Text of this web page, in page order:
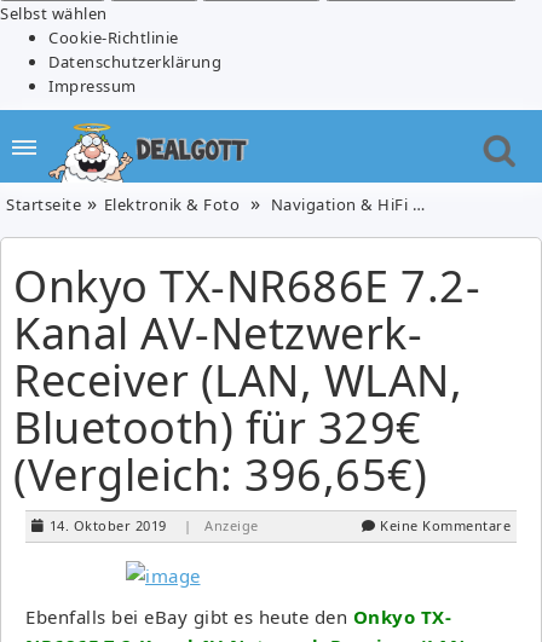
Selbst wählen
Cookie-Richtlinie
Datenschutzerklärung
Impressum
Startseite Elektronik & Foto Navigation & HiFi
Onkyo TX-NR686E 7.2-
Kanal AV-Netzwerk-
Receiver (LAN, WLAN,
Bluetooth) für 329€
(Vergleich: 396,65€)
14. Oktober 2019 | Anzeige Keine Kommentare
Ebenfalls bei eBay gibt es heute den Onkyo TX-